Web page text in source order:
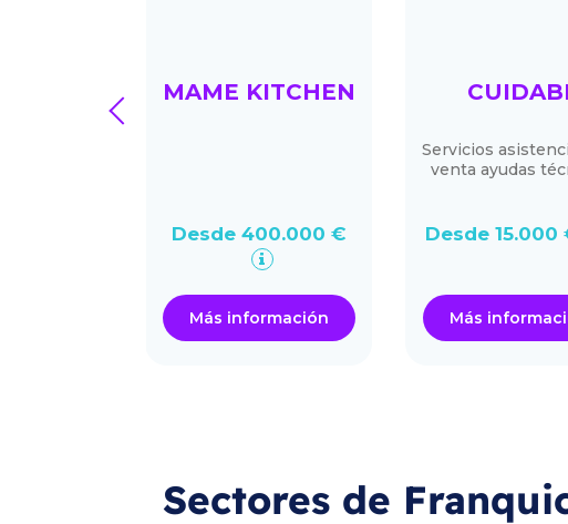
MAME KITCHEN
Desde 400.000 €
Más información
Servicios
venta ayudas
Desde 15.000
Más
prev
Sectores de